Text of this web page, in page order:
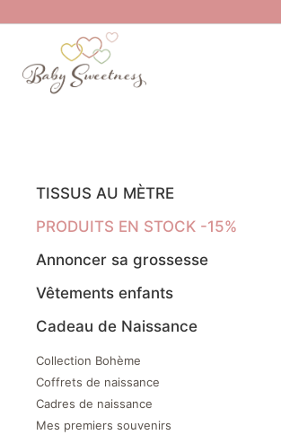
TISSUS AU MÈTRE
PRODUITS EN STOCK -15%
Annoncer sa grossesse
Vêtements enfants
Cadeau de Naissance
Collection Bohème
Coffrets de naissance
Cadres de naissance
Mes premiers souvenirs